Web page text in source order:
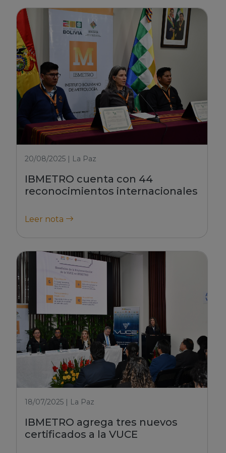
20/08/2025 | La Paz
IBMETRO cuenta con 44
reconocimientos internacionales
Leer nota
18/07/2025 | La Paz
IBMETRO agrega tres nuevos
certificados a la VUCE